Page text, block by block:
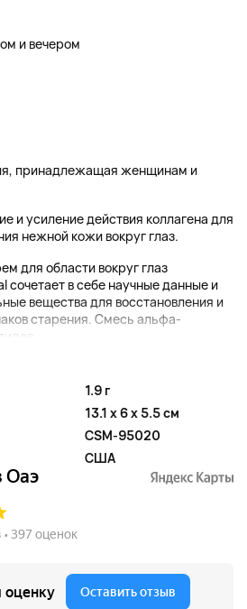
и вечером
принадлежащая женщинам и
и усиление действия коллагена для
нежной кожи вокруг глаз.
для области вокруг глаз
сочетает в себе научные данные и
вещества для восстановления и
старения. Смесь альфа-
1.9 г
13.1 x 6 x 5.5 см
CSM-95020
США